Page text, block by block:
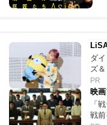
ダ
ズ
PR
映
「
戦